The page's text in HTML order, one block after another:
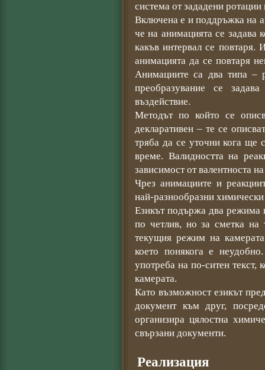
система от зададени ротации
Включена е и поддръжка на
че на анимацията се задава
какъв интервал се
анимацията да се повтаря
Анимациите са два типа –
преобразувание се
въздействие.
Методът по който се
декларативен – те се
тряба да се уточни кога ще
време. Валидността на
зависимост от валентноста
Чрез анимациите и
най-разнообразни
Езикът подържа два режима
по четлив, но за сметка на
текущия режим на
което понякога е
употреба на по-ситен текст,
камерата.
Като възможност езикът
документ към друг,
организира цялостна
свързани документи.
Реализация